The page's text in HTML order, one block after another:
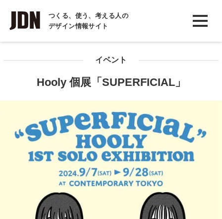
つくる、使う、考える人の
デザイン情報サイト
INTERVIEW
インタビュー
イベント
Hooly 個展「SUPERFICIAL」